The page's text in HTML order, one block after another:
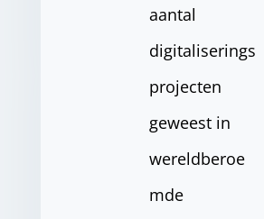
aantal
digitaliserings
projecten
geweest in
wereldberoe
mde